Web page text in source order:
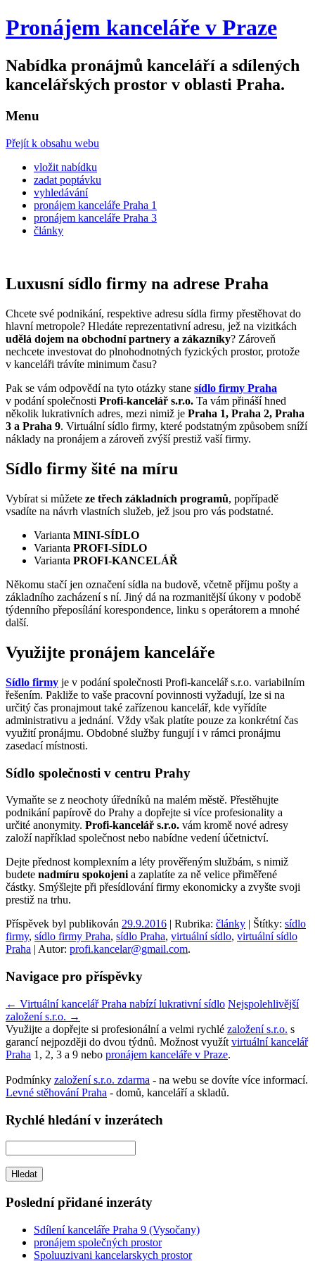
Pronájem kanceláře v Praze
Nabídka pronájmů kanceláří a sdílených
kancelářských prostor v oblasti Praha.
Menu
Přejít k obsahu webu
vložit nabídku
zadat poptávku
vyhledávání
pronájem kanceláře Praha 1
pronájem kanceláře Praha 3
články
Luxusní sídlo firmy na adrese Praha
Chcete své podnikání, respektive adresu sídla firmy přestěhovat do
hlavní metropole? Hledáte reprezentativní adresu, jež na vizitkách
udělá dojem na obchodní partnery a zákazníky? Zároveň
nechcete investovat do plnohodnotných fyzických prostor, protože
v kanceláři trávíte minimum času?
Pak se vám odpovědí na tyto otázky stane sídlo firmy Praha
v podání společnosti Profi-kancelář s.r.o. Ta vám přináší hned
několik lukrativních adres, mezi nimiž je Praha 1, Praha 2, Praha
3 a Praha 9. Virtuální sídlo firmy, které podstatným způsobem sníží
náklady na pronájem a zároveň zvýší prestiž vaší firmy.
Sídlo firmy šité na míru
Vybírat si můžete ze třech základních programů, popřípadě
vsadíte na návrh vlastních služeb, jež jsou pro vás podstatné.
Varianta MINI-SÍDLO
Varianta PROFI-SÍDLO
Varianta PROFI-KANCELÁŘ
Někomu stačí jen označení sídla na budově, včetně příjmu pošty a
základního zacházení s ní. Jiný dá na rozmanitější úkony v podobě
týdenního přeposílání korespondence, linku s operátorem a mnohé
další.
Využijte pronájem kanceláře
Sídlo firmy je v podání společnosti Profi-kancelář s.r.o. variabilním
řešením. Pakliže to vaše pracovní povinnosti vyžadují, lze si na
určitý čas pronajmout také zařízenou kancelář, kde vyřídíte
administrativu a jednání. Vždy však platíte pouze za konkrétní čas
využití pronájmu. Obdobné služby fungují i v rámci pronájmu
zasedací místnosti.
Sídlo společnosti v centru Prahy
Vymaňte se z neochoty úředníků na malém městě. Přestěhujte
podnikání papírově do Prahy a dopřejte si více profesionality a
určité anonymity. Profi-kancelář s.r.o. vám kromě nové adresy
založí například společnost nebo nabídne vedení účetnictví.
Dejte přednost komplexním a léty prověřeným službám, s nimiž
budete nadmíru spokojeni a zaplatíte za ně velice přiměřené
částky. Smýšlejte při přesídlování firmy ekonomicky a zvyšte svoji
prestiž na trhu.
Příspěvek byl publikován 29.9.2016 | Rubrika: články | Štítky: sídlo
firmy, sídlo firmy Praha, sídlo Praha, virtuální sídlo, virtuální sídlo
Praha | Autor: profi.kancelar@gmail.com.
Navigace pro příspěvky
← Virtuální kancelář Praha nabízí lukrativní sídlo Nejspolehlivější
založení s.r.o. →
Využijte a dopřejte si profesionální a velmi rychlé založení s.r.o. s
garancí nejpozději do dvou týdnů. Možnost využít virtuální kancelář
Praha 1, 2, 3 a 9 nebo pronájem kanceláře v Praze.
Podmínky založení s.r.o. zdarma - na webu se dovíte více informací.
Levné stěhování Praha - domů, kanceláří a skladů.
Rychlé hledání v inzerátech
Poslední přidané inzeráty
Sdílení kanceláře Praha 9 (Vysočany)
pronájem společných prostor
Spoluuzivani kancelarskych prostor